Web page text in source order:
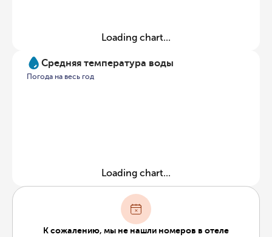
Loading chart...
Средняя температура воды
Погода на весь год
Loading chart...
К сожалению, мы не нашли номеров в отеле